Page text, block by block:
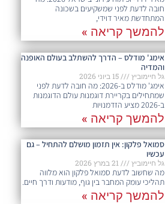
חובה לדעת לפני שמשקיעים בשכונה
המתחדשת מאיר דוידי,
להמשך קריאה »
אימג' מודלס – הדרך להשתלב בעולם האופנה
והמדיה
גל חיימוביץ 15 ביוני 2026
אימג' מודלס ב-2026: מה חובה לדעת לפני
שמתחילים בקריירת דוגמנות עולם הדוגמנות
ב-2026 מציע הזדמנויות
להמשך קריאה »
סמואל פלקון: אין תזמון מושלם להתחיל – גם
עכשיו
גל חיימוביץ 21 במרץ 2026
מה שחשוב לדעת סמואל פלקון הוא מלווה
תהליכי עומק המחבר בין גוף, מודעות ודרך חיים.
להמשך קריאה »